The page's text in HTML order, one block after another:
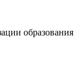
образования